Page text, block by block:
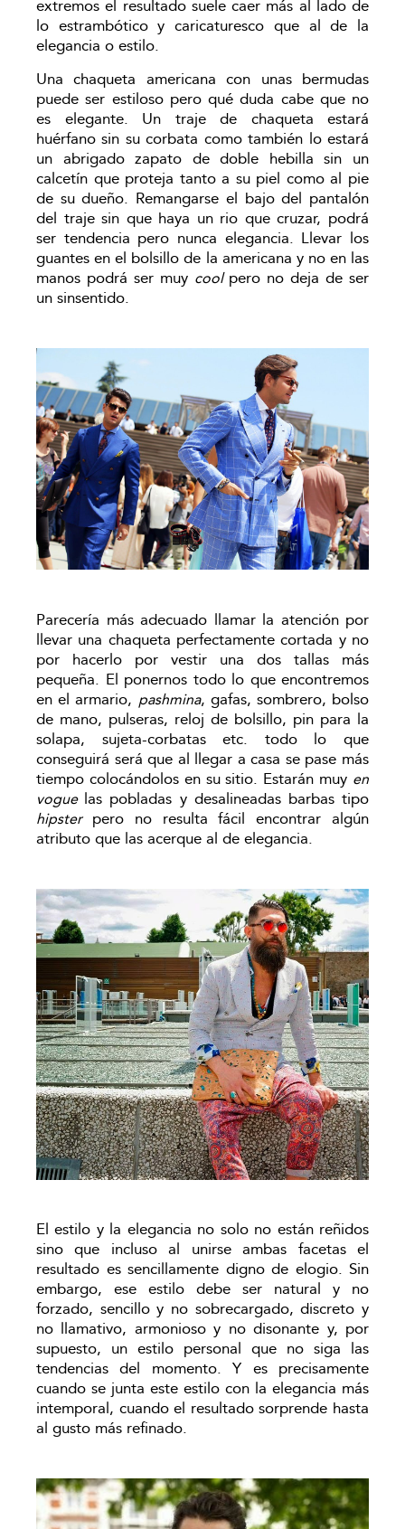
extremos el resultado suele caer más al lado de
lo estrambótico y caricaturesco que al de la
elegancia o estilo.
Una chaqueta americana con unas bermudas
puede ser estiloso pero qué duda cabe que no
es elegante. Un traje de chaqueta estará
huérfano sin su corbata como también lo estará
un abrigado zapato de doble hebilla sin un
calcetín que proteja tanto a su piel como al pie
de su dueño. Remangarse el bajo del pantalón
del traje sin que haya un rio que cruzar, podrá
ser tendencia pero nunca elegancia. Llevar los
guantes en el bolsillo de la americana y no en las
manos podrá ser muy cool pero no deja de ser
un sinsentido.
Parecería más adecuado llamar la atención por
llevar una chaqueta perfectamente cortada y no
por hacerlo por vestir una dos tallas más
pequeña. El ponernos todo lo que encontremos
en el armario, pashmina, gafas, sombrero, bolso
de mano, pulseras, reloj de bolsillo, pin para la
solapa, sujeta-corbatas etc. todo lo que
conseguirá será que al llegar a casa se pase más
tiempo colocándolos en su sitio. Estarán muy en
vogue las pobladas y desalineadas barbas tipo
hipster pero no resulta fácil encontrar algún
atributo que las acerque al de elegancia.
El estilo y la elegancia no solo no están reñidos
sino que incluso al unirse ambas facetas el
resultado es sencillamente digno de elogio. Sin
embargo, ese estilo debe ser natural y no
forzado, sencillo y no sobrecargado, discreto y
no llamativo, armonioso y no disonante y, por
supuesto, un estilo personal que no siga las
tendencias del momento. Y es precisamente
cuando se junta este estilo con la elegancia más
intemporal, cuando el resultado sorprende hasta
al gusto más refinado.